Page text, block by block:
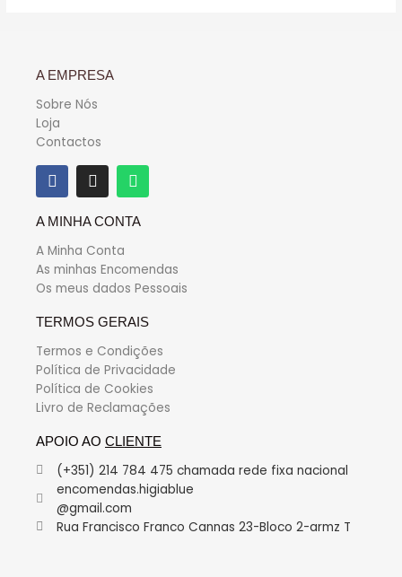
A EMPRESA
Sobre Nós
Loja
Contactos
A MINHA CONTA
A Minha Conta
As minhas Encomendas
Os meus dados Pessoais
TERMOS GERAIS
Termos e Condições
Política de Privacidade
Política de Cookies
Livro de Reclamações
APOIO AO CLIENTE
(+351) 214 784 475 chamada rede fixa nacional
encomendas.higiablue
@gmail.com
Rua Francisco Franco Cannas 23-Bloco 2-armz T